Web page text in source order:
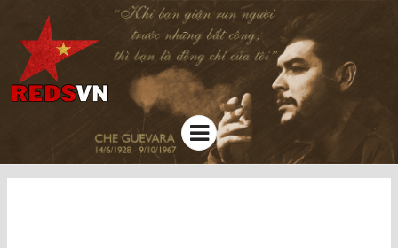
Kênh chia sẻ tri thức cộng đồng
Menu